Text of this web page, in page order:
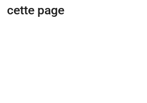
cette page